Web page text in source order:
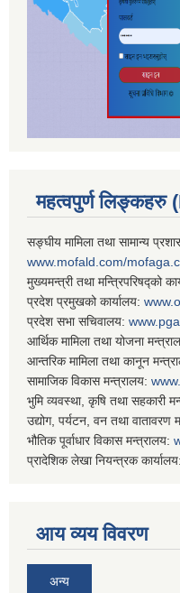
महत्वपुर्ण
सङ्घीय मामिला तथा सामान्य
www.mofald.com/
मुख्यमन्त्री तथा मन्त्रिपरिषद्को
प्रदेश प्रमुखको कार्यालय:
प्रदेश सभा सचिवालय: www.
आर्थिक मामिला तथा योजना
आन्तरिक मामिला तथा कानून
सामाजिक विकास मन्त्रालय: www.
भुमि व्यवस्था, कृषि तथा सहकारी
उद्योग, पर्यटन, वन तथा वातावरण
भौतिक पूर्वाधार विकास मन्त्रालय:
प्रादेशिक लेखा नियन्त्रक कार्यालय:
आय व्यय विवरण
अन्य